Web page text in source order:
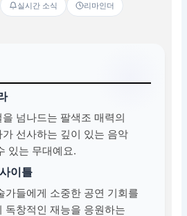
실시간 소식 리마인더
넘나드는 팔색조 매력의
선사하는 깊이 있는 음악
있는 무대예요.
이틀
가들에게 소중한 공연 기회를
독창적인 재능을 응원하는